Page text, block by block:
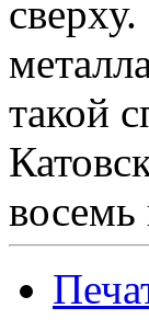
такой
восемь